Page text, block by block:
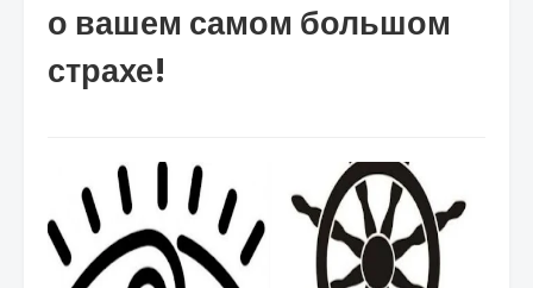
о вашем самом большом
страхе!